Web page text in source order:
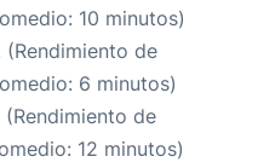
10 minutos)
(Rendimiento de
6 minutos)
(Rendimiento de
12 minutos)